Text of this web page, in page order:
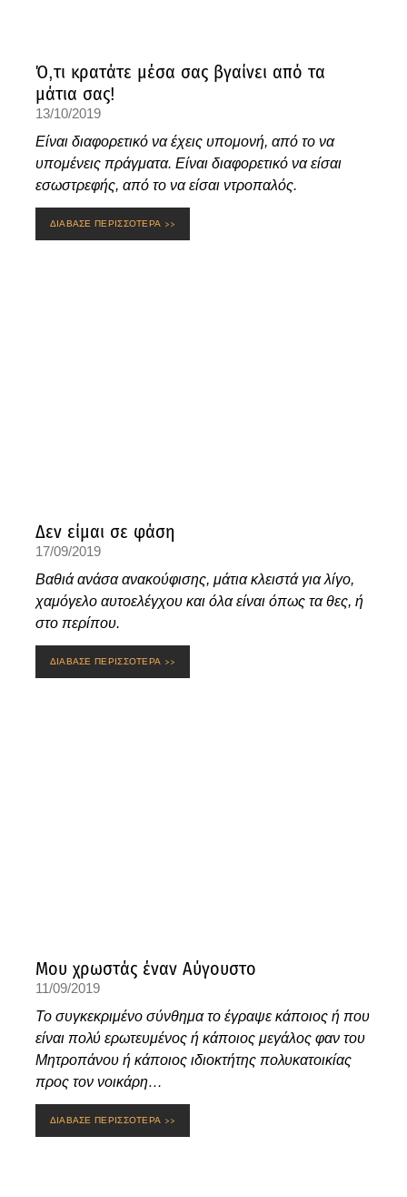
Ό,τι κρατάτε μέσα σας βγαίνει από τα
μάτια σας!
13/10/2019
Είναι διαφορετικό να έχεις υπομονή, από το να
υπομένεις πράγματα. Είναι διαφορετικό να είσαι
εσωστρεφής, από το να είσαι ντροπαλός.
ΔΙΑΒΑΣΕ ΠΕΡΙΣΣΟΤΕΡΑ >>
Δεν είμαι σε φάση
17/09/2019
Βαθιά ανάσα ανακούφισης, μάτια κλειστά για λίγο,
χαμόγελο αυτοελέγχου και όλα είναι όπως τα θες, ή
στο περίπου.
ΔΙΑΒΑΣΕ ΠΕΡΙΣΣΟΤΕΡΑ >>
Μου χρωστάς έναν Αύγουστο
11/09/2019
Το συγκεκριμένο σύνθημα το έγραψε κάποιος ή που
είναι πολύ ερωτευμένος ή κάποιος μεγάλος φαν του
Μητροπάνου ή κάποιος ιδιοκτήτης πολυκατοικίας
προς τον νοικάρη…
ΔΙΑΒΑΣΕ ΠΕΡΙΣΣΟΤΕΡΑ >>